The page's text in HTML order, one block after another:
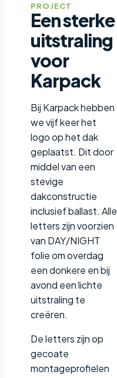
PROJECT
Een sterke
uitstraling
voor
Karpack
Bij Karpack hebben
we vijf keer het
logo op het dak
geplaatst. Dit door
middel van een
stevige
dakconstructie
inclusief ballast. Alle
letters zijn voorzien
van DAY/NIGHT
folie om overdag
een donkere en bij
avond een lichte
uitstraling te
creëren.
De letters zijn op
gecoate
montageprofielen